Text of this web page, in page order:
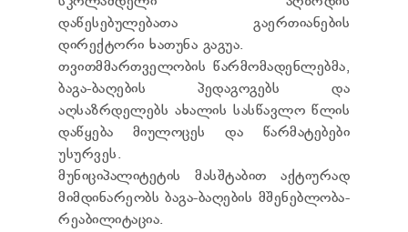
ᲢᲔᲜᲓᲔᲠᲔᲑᲘ
ᲞᲠᲔᲖᲘᲓᲔᲜᲢᲘᲡᲗᲕᲘᲡ ᲓᲐ
ᲞᲐᲠᲚᲐᲛᲔᲜᲢᲘᲡᲗᲕᲘᲡ ᲬᲐᲠᲡᲐᲓᲒᲔᲜᲘ ᲐᲜᲒᲐᲠᲘᲨᲘ
ᲡᲐᲯᲐᲠᲝ ᲘᲜᲤᲝᲠᲛᲐᲪᲘᲘᲡ ᲛᲝᲗᲮᲝᲕᲜᲐ
ᲞᲔᲠᲡᲝᲜᲐᲚᲣᲠ ᲛᲝᲜᲐᲪᲔᲛᲗᲐ ᲓᲐᲪᲕᲘᲡ
ᲡᲐᲛᲐᲠᲗᲚᲔᲑᲠᲘᲕᲘ ᲒᲐᲓᲐᲬᲧᲕᲔᲢᲘᲚᲔᲑᲔᲑᲘ
ᲒᲐᲡᲐᲩᲘᲕᲠᲔᲑᲘᲡ ᲬᲔᲡᲔᲑᲘ
დაწესებულებათა გაერთიანების
დირექტორი ხათუნა გაგუა.
თვითმმართველობის წარმომადენლებმა,
ბაგა-ბაღების პედაგოგებს და
აღსაზრდელებს ახალის სასწავლო წლის
დაწყება მიულოცეს და წარმატებები
უსურვეს.
მუნიციპალიტეტის მასშტაბით აქტიურად
მიმდინარეობს ბაგა-ბაღების მშენებლობა-
რეაბილიტაცია.